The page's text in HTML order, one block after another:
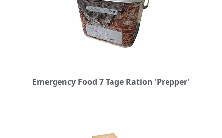
Emergency Food 7 Tage Ration 'Prepper'